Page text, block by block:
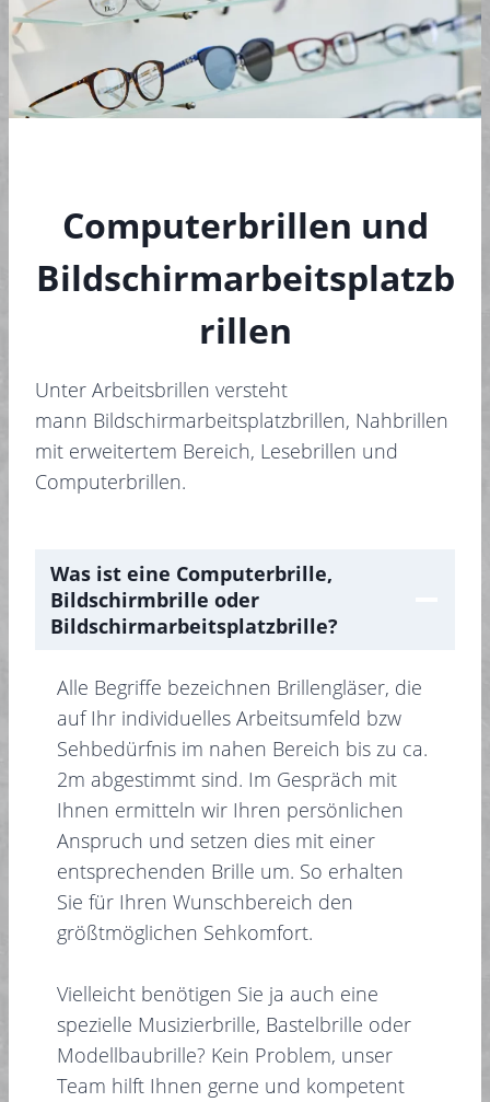
Computerbrillen und
Bildschirmarbeitsplatzb
rillen
Unter Arbeitsbrillen versteht
mann Bildschirmarbeitsplatzbrillen, Nahbrillen
mit erweitertem Bereich, Lesebrillen und
Computerbrillen.
Was ist eine Computerbrille,
Bildschirmbrille oder
Bildschirmarbeitsplatzbrille?
Alle Begriffe bezeichnen Brillengläser, die
auf Ihr individuelles Arbeitsumfeld bzw
Sehbedürfnis im nahen Bereich bis zu ca.
2m abgestimmt sind. Im Gespräch mit
Ihnen ermitteln wir Ihren persönlichen
Anspruch und setzen dies mit einer
entsprechenden Brille um. So erhalten
Sie für Ihren Wunschbereich den
größtmöglichen Sehkomfort.
Vielleicht benötigen Sie ja auch eine
spezielle Musizierbrille, Bastelbrille oder
Modellbaubrille? Kein Problem, unser
Team hilft Ihnen gerne und kompetent